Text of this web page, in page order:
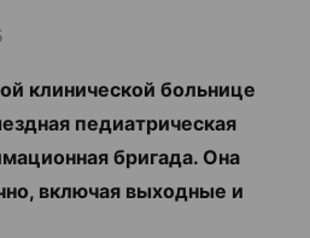
клинической больнице
педиатрическая
бригада. Она
включая выходные и